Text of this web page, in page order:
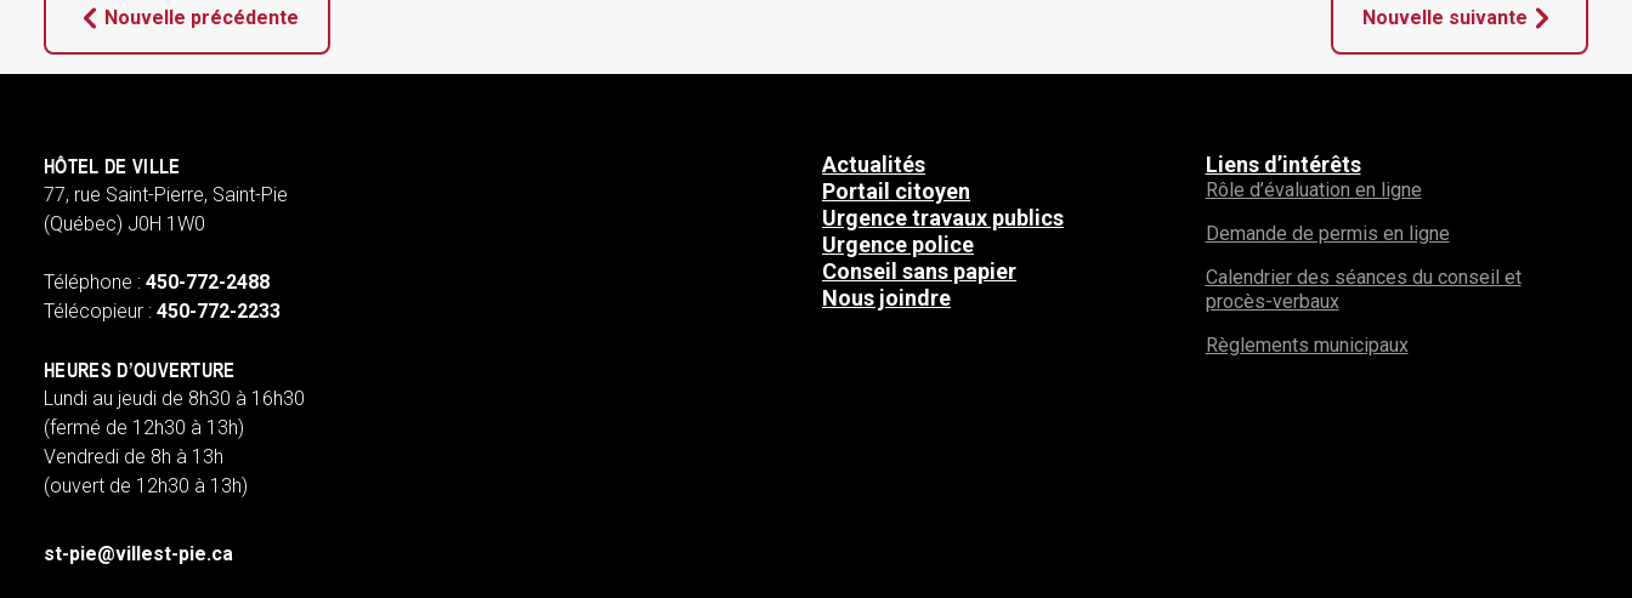
Nouvelle précédente Nouvelle suivante
HÔTEL DE VILLE
77, rue Saint-Pierre, Saint-Pie
(Québec) J0H 1W0
Téléphone : 450-772-2488
Télécopieur : 450-772-2233
HEURES D’OUVERTURE
Lundi au jeudi de 8h30 à 16h30
(fermé de 12h30 à 13h)
Vendredi de 8h à 13h
(ouvert de 12h30 à 13h)
st-pie@villest-pie.ca
Actualités
Portail citoyen
Urgence travaux publics
Urgence police
Conseil sans papier
Nous joindre
Liens d’intérêts
Rôle d’évaluation en ligne
Demande de permis en ligne
Calendrier des séances du conseil et
procès-verbaux
Règlements municipaux